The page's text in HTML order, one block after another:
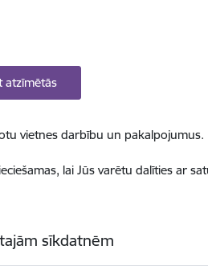
atzīmētās
vietnes darbību un pakalpojumus.
lai Jūs varētu dalīties ar
sīkdatnēm